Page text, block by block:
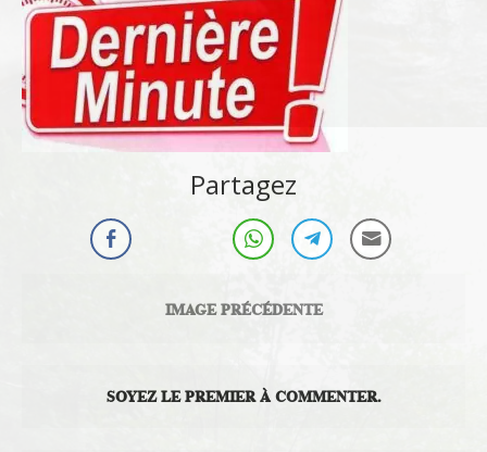
Partagez
IMAGE PRÉCÉDENTE
SOYEZ LE PREMIER À COMMENTER.